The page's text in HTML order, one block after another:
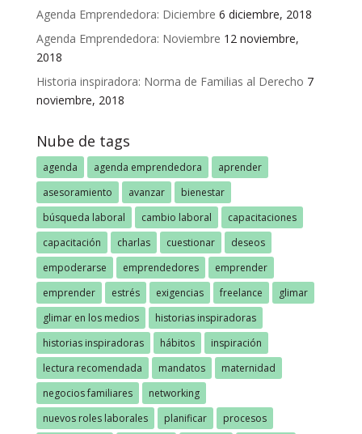
Agenda Emprendedora: Diciembre 6 diciembre, 2018
Agenda Emprendedora: Noviembre 12 noviembre,
2018
Historia inspiradora: Norma de Familias al Derecho 7
noviembre, 2018
Nube de tags
agenda agenda emprendedora
aprender
asesoramiento
avanzar
bienestar
búsqueda laboral
cambio laboral
capacitaciones
capacitación
charlas cuestionar
deseos
empoderarse
emprendedores
emprender
emprender
estrés exigencias freelance
glimar
glimar en los medios
historias inspiradoras
historias inspiradoras
hábitos
inspiración
lectura recomendada
mandatos
maternidad
negocios familiares
networking
nuevos roles laborales
planificar
procesos